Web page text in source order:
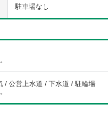
駐車場なし
/ 公営上水道 / 下水道 / 駐輪場